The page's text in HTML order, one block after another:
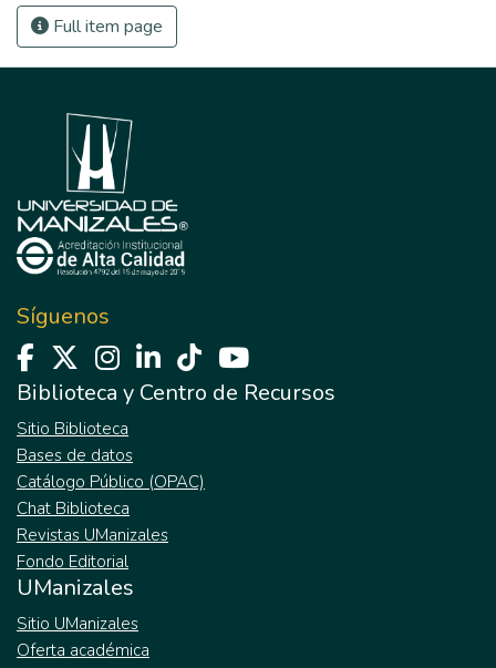
Full item page
Síguenos
Biblioteca y Centro de Recursos
Sitio Biblioteca
Bases de datos
Catálogo Público (OPAC)
Chat Biblioteca
Revistas UManizales
Fondo Editorial
UManizales
Sitio UManizales
Oferta académica